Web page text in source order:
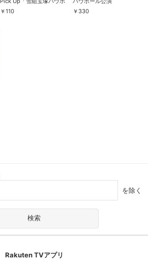
ール公演『PR×PRince』
突撃レポート」～2019年4
￥110
『PR×PRince』
￥ 330
を除く
Rakuten TVアプリ